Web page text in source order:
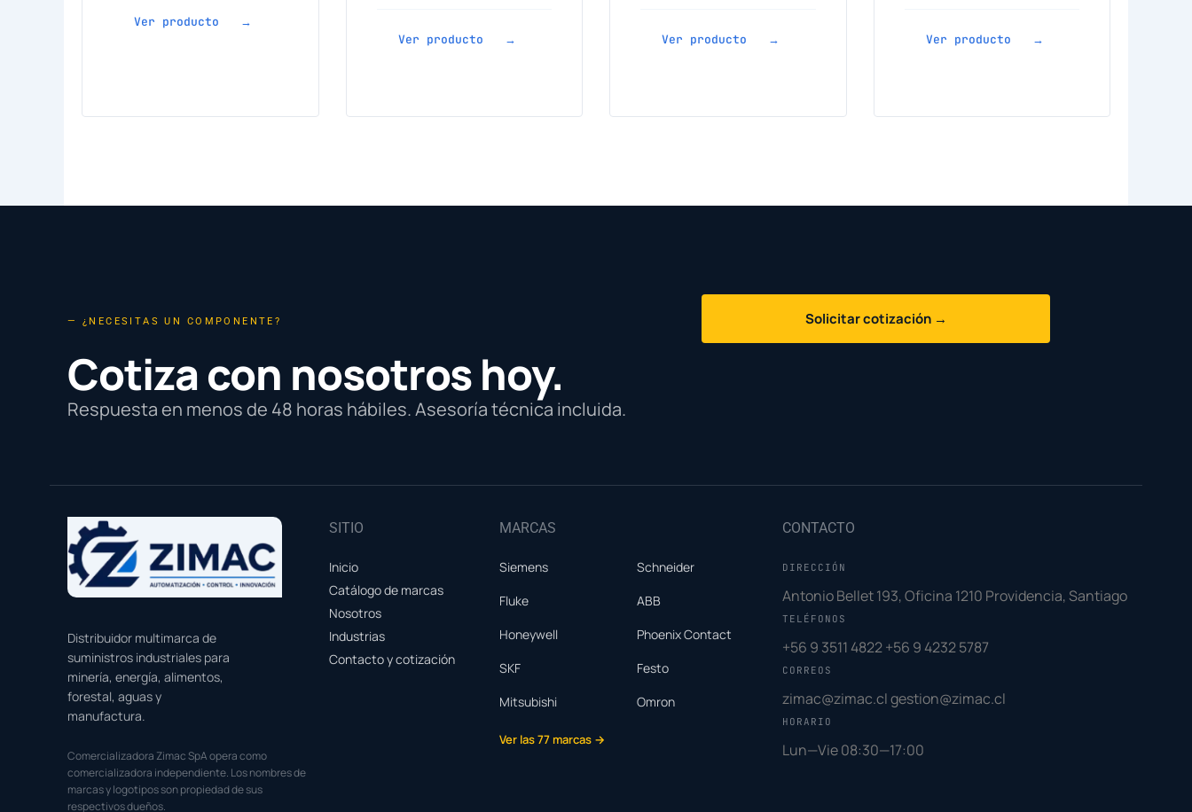
Ver producto →
Ver producto → Ver producto → Ver producto →
— ¿NECESITAS UN COMPONENTE?
Cotiza con nosotros hoy.
Respuesta en menos de 48 horas hábiles. Asesoría técnica incluida.
Solicitar cotización →
Distribuidor multimarca de
suministros industriales para
minería, energía, alimentos,
forestal, aguas y
manufactura.
Comercializadora Zimac SpA opera como
comercializadora independiente. Los nombres de
marcas y logotipos son propiedad de sus
respectivos dueños.
SITIO
Inicio
Catálogo de marcas
Nosotros
Industrias
Contacto y cotización
MARCAS
Siemens
Schneider
Fluke
ABB
Honeywell
Phoenix Contact
SKF
Festo
Mitsubishi
Omron
Ver las 77 marcas →
CONTACTO
DIRECCIÓN
Antonio Bellet 193, Oficina 1210 Providencia, Santiago
TELÉFONOS
+56 9 3511 4822 +56 9 4232 5787
CORREOS
zimac@zimac.clgestion@zimac.cl
HORARIO
Lun—Vie 08:30—17:00